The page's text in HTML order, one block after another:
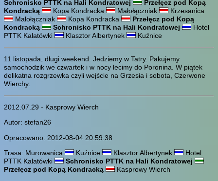
Schronisko PTTK na Hali Kondratowej
Przełęcz pod Kopą
Kondracką
Kopa Kondracka Małołączniak
Krzesanica
Małołączniak
Kopa Kondracka
Przełęcz pod Kopą
Kondracką
Schronisko PTTK na Hali Kondratowej
Hotel
PTTK Kalatówki
Klasztor Albertynek Kuźnice
11 listopada, długi weekend. Jedziemy w Tatry. Pakujemy
samochodzik we czwartek i w nocy lecimy do Poronina. W piątek
delikatna rozgrzewka czyli wejście na Grzesia i sobota, Czerwone
Wierchy.
2012.07.29 - Kasprowy Wierch
Autor: stefan26
Opracowano: 2012-08-04 20:59:38
Trasa: Murowanica
Kuźnice Klasztor Albertynek
Hotel
PTTK Kalatówki
Schronisko PTTK na Hali Kondratowej
Przełęcz pod Kopą Kondracką
Kasprowy Wierch